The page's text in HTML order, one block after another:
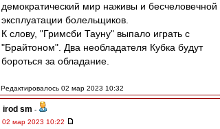
демократический мир наживы и бесчеловечной
эксплуатации болельщиков.
К слову, "Гримсби Тауну" выпало играть с
"Брайтоном". Два необладателя Кубка будут
бороться за обладание.
Редактировалось 02 мар 2023 10:32
irod sm -
02 мар 2023 10:22